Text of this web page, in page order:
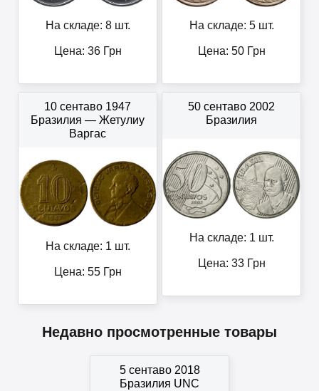
На складе: 8 шт.
Цена: 36Грн
На складе: 5 шт.
Цена: 50Грн
10 сентаво 1947
Бразилия — Жетулиу
Варгас
На складе: 1 шт.
Цена: 55Грн
50 сентаво 2002
Бразилия
На складе: 1 шт.
Цена: 33Грн
Недавно просмотренные товары
5 сентаво 2018
Бразилия UNC